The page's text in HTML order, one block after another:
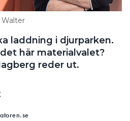
Walter
laddning i djurparken.
här materialvalet?
reder ut.